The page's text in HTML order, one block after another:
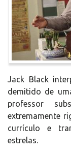
Jack Black
demitido de
professor
extremamente
currículo e
estrelas.